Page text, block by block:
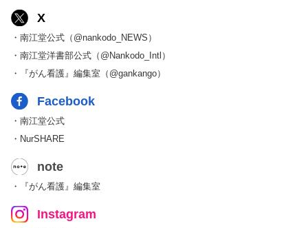
X
・南江堂公式（@nankodo_NEWS）
・南江堂洋書部公式（@Nankodo_Intl）
・『がん看護』編集室（@gankango）
Facebook
・南江堂公式
・NurSHARE
note
・『がん看護』編集室
Instagram